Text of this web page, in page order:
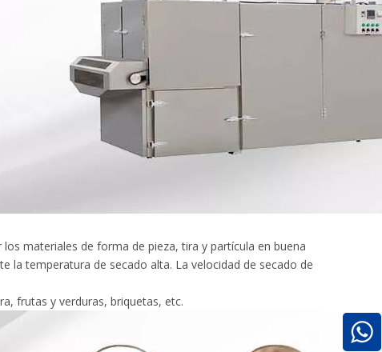
materiales de forma de pieza, tira y partícula en buena
la temperatura de secado alta. La velocidad de secado de
frutas y verduras, briquetas, etc.